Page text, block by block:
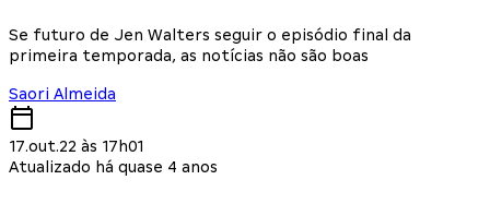
Se futuro de Jen Walters seguir o episódio final da
primeira temporada, as notícias não são boas
Saori Almeida
17.out.22 às 17h01
Atualizado há quase 4 anos